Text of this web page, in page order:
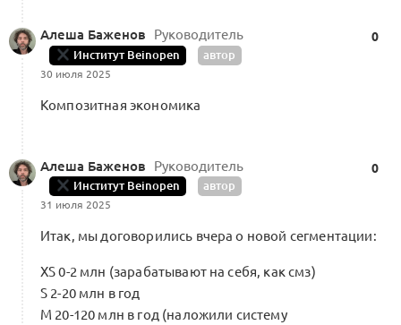
Алеша Баженов Руководитель
Институт Beinopen автор
30 июля 2025
0
Композитная экономика
Алеша Баженов Руководитель
Институт Beinopen автор
31 июля 2025
0
Итак, мы договорились вчера о новой сегментации:
XS 0-2 млн (зарабатывают на себя, как смз)
S 2-20 млн в год
M 20-120 млн в год (наложили систему